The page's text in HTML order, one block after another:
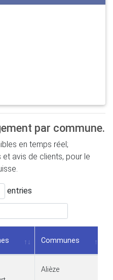
par commune.
en temps réel;
avis de clients, pour le
entries
Communes
Alièze